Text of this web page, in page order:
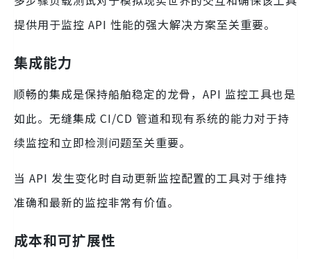
提供用于监控 API 性能的强大解决方案至关重要。
集成能力
顺畅的集成是保持船舶稳定的龙骨，API 监控工具也是
如此。无缝集成 CI/CD 管道和现有系统的能力对于持
续监控和立即检测问题至关重要。
当 API 发生变化时自动更新监控配置的工具对于维持
准确和最新的监控非常有价值。
成本和可扩展性